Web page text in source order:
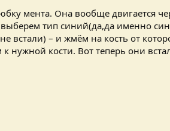
мента. Она вообще двигается
тип синий(да,да именно
встали) – и жмём на кость от
нужной кости. Вот теперь они